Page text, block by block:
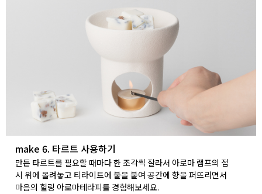
make 6. 타르트 사용하기
만든 타르트를 필요할 때마다 한 조각씩 잘라서 아로마 램프의 접
시 위에 올려놓고 티라이트에 불을 붙여 공간에 향을 퍼뜨리면서
마음의 힐링 아로마테라피를 경험해보세요.